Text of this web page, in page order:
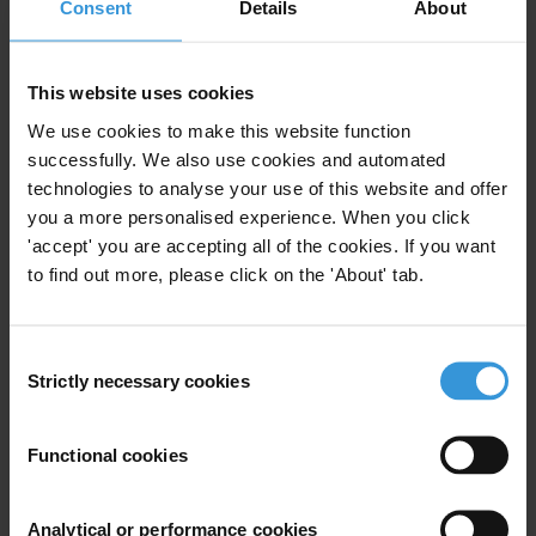
Consent Details About
This website uses cookies
We use cookies to make this website function
successfully. We also use cookies and automated
technologies to analyse your use of this website and offer
you a more personalised experience. When you click
'accept' you are accepting all of the cookies. If you want
to find out more, please click on the 'About' tab.
Selection
Strictly necessary cookies
Functional cookies
Analytical or performance cookies
4. Bibliographie
Résumé
Évaluer l’impact sur la corruption des initiatives de
surveillance communautaire pose de nombreuses
difficultés méthodologiques, en termes de méthodes
Malgré ces difficultés, un nombre croissant d’études
confirment que ces interventions ont un impact sur la
corruption. Au-delà d’informations anecdotiques qui